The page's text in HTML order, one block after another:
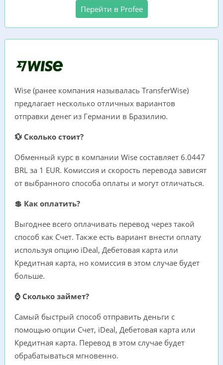
Перейти в Profee
Wise (ранее компания называлась TransferWise)
предлагает несколько отличных вариантов
отправки денег из Германии в Бразилию.
💱 Сколько стоит?
Обменный курс в компании Wise составляет 6.0447
BRL за 1 EUR. Комиссия и скорость перевода зависят
от выбранного способа оплаты и могут отличаться.
💲 Как оплатить?
Выгоднее всего оплачивать перевод через такой
способ как Счет. Также есть вариант внести оплату
используя опцию iDeal, Дебетовая карта или
Кредитная карта, но комиссия в этом случае будет
больше.
⌚ Сколько займет?
Самый быстрый способ отправить деньги с
помощью опции Счет, iDeal, Дебетовая карта или
Кредитная карта. Перевод в этом случае будет
обрабатываться мгновенно.